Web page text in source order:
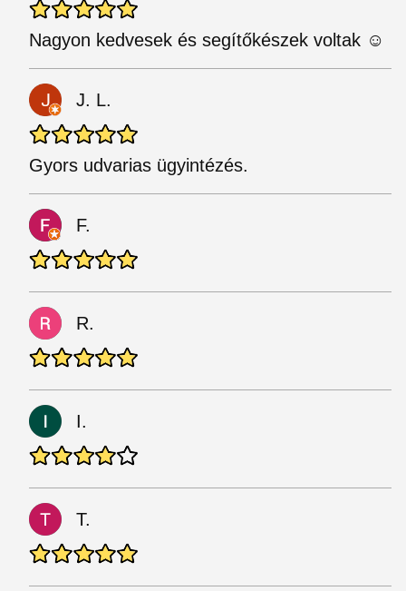
Nagyon kedvesek és segítőkészek voltak ☺️
J. L.
Gyors udvarias ügyintézés.
F.
R.
I.
T.